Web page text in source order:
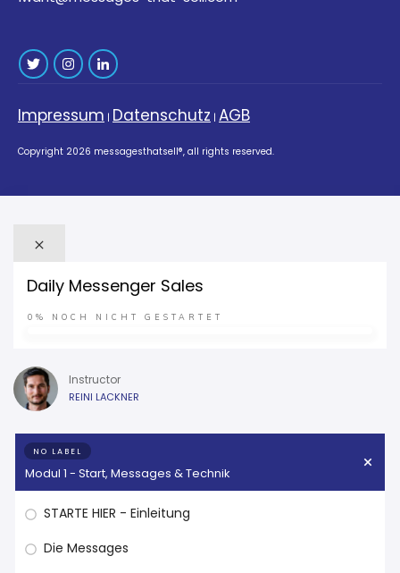
Impressum | Datenschutz | AGB
Copyright 2026 messagesthatsell®, all rights reserved.
Daily Messenger Sales
0% NOCH NICHT GESTARTET
Instructor
REINI LACKNER
NO LABEL
Modul 1 - Start, Messages & Technik
STARTE HIER - Einleitung
Die Messages